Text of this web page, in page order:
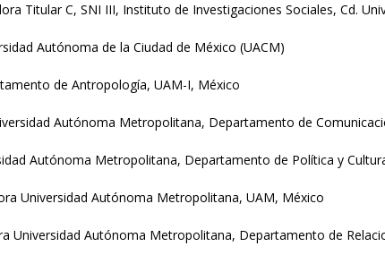
Titular C, SNI III, Instituto de Investigaciones Sociales, Cd.
Autónoma de la Ciudad de México (UACM)
de Antropología, UAM-I, México
Autónoma Metropolitana, Departamento de
Autónoma Metropolitana, Departamento de Política y
Universidad Autónoma Metropolitana, UAM, México
Universidad Autónoma Metropolitana, Departamento de